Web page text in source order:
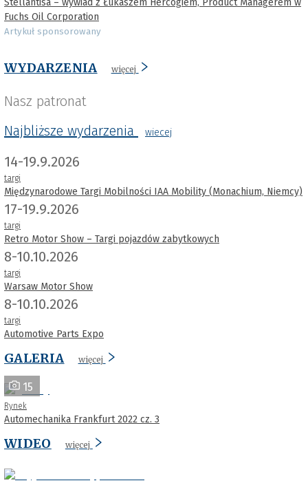
Stellantisa – wywiad z Łukaszem Hercogiem, Product Managerem w
Fuchs Oil Corporation
Artykuł sponsorowany
WYDARZENIA więcej
Nasz patronat
Najbliższe wydarzenia
wiecej
14-19.9.2026
targi
Międzynarodowe Targi Mobilności IAA Mobility (Monachium, Niemcy)
17-19.9.2026
targi
Retro Motor Show – Targi pojazdów zabytkowych
8-10.10.2026
targi
Warsaw Motor Show
8-10.10.2026
targi
Automotive Parts Expo
GALERIA więcej
15
Rynek
Automechanika Frankfurt 2022 cz. 3
WIDEO więcej